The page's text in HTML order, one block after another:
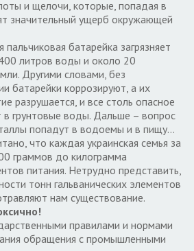
и щелочи, которые, попадая в
значительный ущерб окружающей
батарейка загрязняет
литров воды и около 20
Другими словами, без
батарейки коррозируют, а их
разрушается, и все столь опасное
грунтовые воды. Дальше – вопрос
попадут в водоемы и в пищу…
что каждая украинская семья за
граммов до килограмма
питания. Нетрудно представить,
тонн гальванических элементов
нам существование.
правилами и нормами
обращения с промышленными